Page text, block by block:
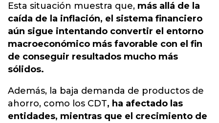
Esta situación muestra que, más allá de la
caída de la inflación, el sistema financiero
aún sigue intentando convertir el entorno
macroeconómico más favorable con el fin
de conseguir resultados mucho más
sólidos.
Además, la baja demanda de productos de
ahorro, como los CDT, ha afectado las
entidades, mientras que el crecimiento de